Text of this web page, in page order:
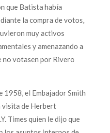
que Batista había
la compra de votos,
muy activos
y amenazando a
no votasen por Rivero
1958, el Embajador Smith
visita de Herbert
Times quien le dijo que